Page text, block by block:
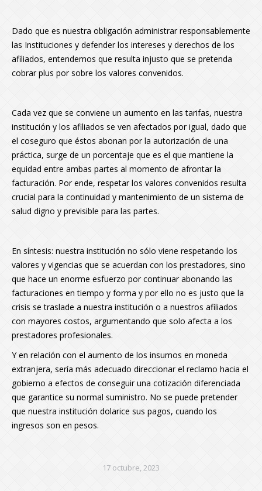
Dado que es nuestra obligación administrar responsablemente
las Instituciones y defender los intereses y derechos de los
afiliados, entendemos que resulta injusto que se pretenda
cobrar plus por sobre los valores convenidos.
Cada vez que se conviene un aumento en las tarifas, nuestra
institución y los afiliados se ven afectados por igual, dado que
el coseguro que éstos abonan por la autorización de una
práctica, surge de un porcentaje que es el que mantiene la
equidad entre ambas partes al momento de afrontar la
facturación. Por ende, respetar los valores convenidos resulta
crucial para la continuidad y mantenimiento de un sistema de
salud digno y previsible para las partes.
En síntesis: nuestra institución no sólo viene respetando los
valores y vigencias que se acuerdan con los prestadores, sino
que hace un enorme esfuerzo por continuar abonando las
facturaciones en tiempo y forma y por ello no es justo que la
crisis se traslade a nuestra institución o a nuestros afiliados
con mayores costos, argumentando que solo afecta a los
prestadores profesionales.
Y en relación con el aumento de los insumos en moneda
extranjera, sería más adecuado direccionar el reclamo hacia el
gobierno a efectos de conseguir una cotización diferenciada
que garantice su normal suministro. No se puede pretender
que nuestra institución dolarice sus pagos, cuando los
ingresos son en pesos.
17 octubre, 2023